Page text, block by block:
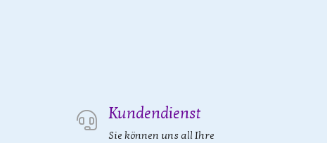
Kundendienst
Sie können uns all Ihre